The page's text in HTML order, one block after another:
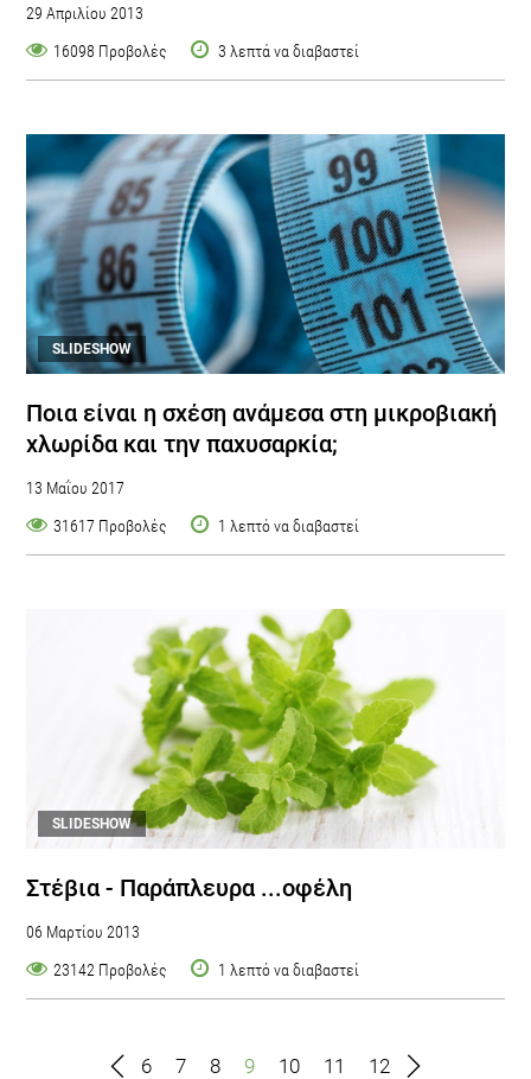
29 Απριλίου 2013
16098 Προβολές
3 λεπτά να διαβαστεί
SLIDESHOW
Ποια είναι η σχέση ανάμεσα στη μικροβιακή
χλωρίδα και την παχυσαρκία;
13 Μαΐου 2017
31617 Προβολές
1 λεπτό να διαβαστεί
SLIDESHOW
Στέβια - Παράπλευρα ...οφέλη
06 Μαρτίου 2013
23142 Προβολές
1 λεπτό να διαβαστεί
6 7 8 9 10 11 12